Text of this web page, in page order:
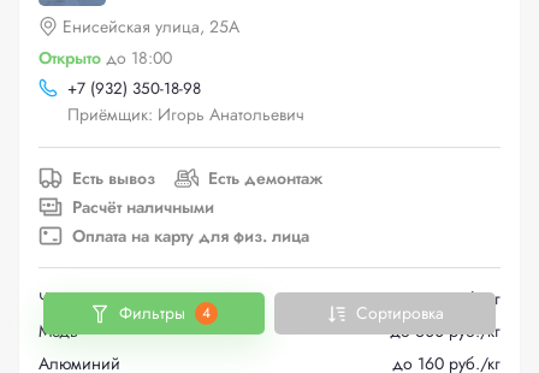
Енисейская улица, 25А
Открыто до 18:00
+7 (932) 350-18-98
Приёмщик: Игорь Анатольевич
Есть вывоз
Есть демонтаж
Расчёт наличными
Оплата на карту для физ. лица
Черный металлолом
до 19.5 руб./кг
Медь
до 600 руб./кг
Алюминий
до 160 руб./кг
Фильтры 4 Сортировка